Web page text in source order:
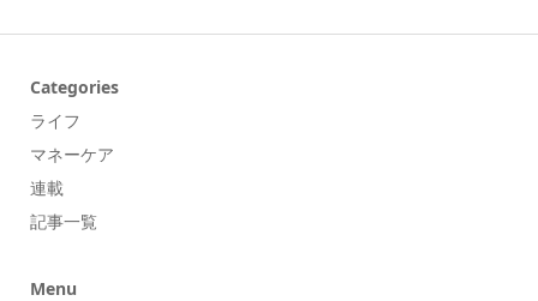
Categories
ライフ
マネーケア
連載
記事一覧
Menu